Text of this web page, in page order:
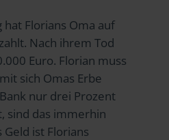
hat Florians Oma auf
Nach ihrem Tod
Euro. Florian muss
sich Omas Erbe
nur drei Prozent
sind das immerhin
Geld ist Florians